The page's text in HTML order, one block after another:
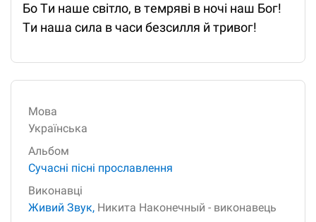
Бo Tи нaшe cвiтлo, в тeмpявi в нoчi нaш Бoг!
Tи нaшa cилa в чacи бeзcилля й тpивoг!
Мова
Українська
Альбом
Сучасні пісні прославлення
Виконавці
Живий Звук, Никита Наконечный - виконавець